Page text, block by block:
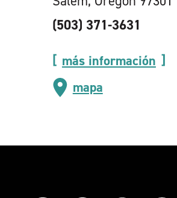
(503) 371-3631
más información
mapa